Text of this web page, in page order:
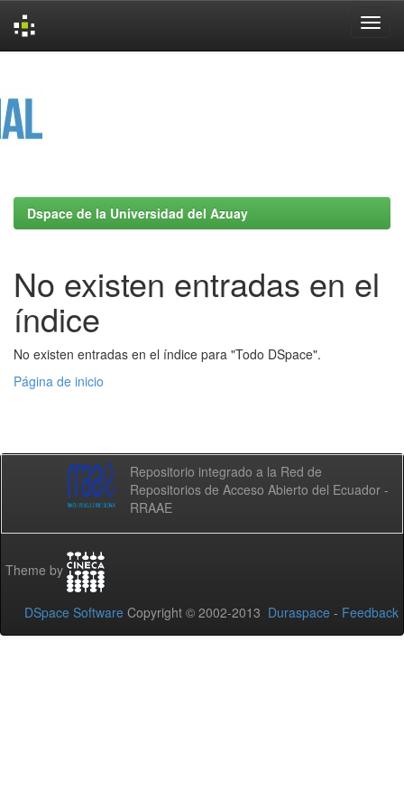
Dspace de la Universidad del Azuay
No existen entradas en el
índice
No existen entradas en el índice para "Todo DSpace".
Página de inicio
Repositorio integrado a la Red de
Repositorios de Acceso Abierto del Ecuador -
RRAAE
Theme by
DSpace Software Copyright © 2002-2013 Duraspace - Feedback